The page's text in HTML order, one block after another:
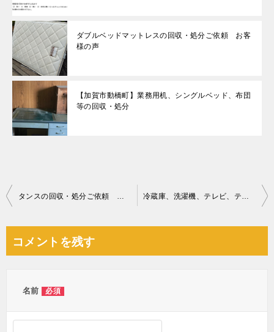
ダブルベッドマットレスの回収・処分ご依頼 お客
様の声
【加賀市動橋町】業務用机、シングルベッド、布団
等の回収・処分
投
ビ
タンスの回収・処分ご依頼 お客様の声 冷蔵庫、洗濯機、テレビ、テーブル、ラック、電子レンジ等の回収
コメントを残す
名前 必須